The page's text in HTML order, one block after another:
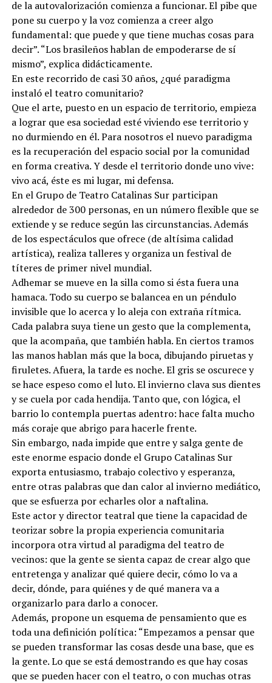
de la autovalorización comienza a funcionar. El pibe que
pone su cuerpo y la voz comienza a creer algo
fundamental: que puede y que tiene muchas cosas para
decir”. “Los brasileños hablan de empoderarse de sí
mismo”, explica didácticamente.
En este recorrido de casi 30 años, ¿qué paradigma
instaló el teatro comunitario?
Que el arte, puesto en un espacio de territorio, empieza
a lograr que esa sociedad esté viviendo ese territorio y
no durmiendo en él. Para nosotros el nuevo paradigma
es la recuperación del espacio social por la comunidad
en forma creativa. Y desde el territorio donde uno vive:
vivo acá, éste es mi lugar, mi defensa.
En el Grupo de Teatro Catalinas Sur participan
alrededor de 300 personas, en un número flexible que se
extiende y se reduce según las circunstancias. Además
de los espectáculos que ofrece (de altísima calidad
artística), realiza talleres y organiza un festival de
títeres de primer nivel mundial.
Adhemar se mueve en la silla como si ésta fuera una
hamaca. Todo su cuerpo se balancea en un péndulo
invisible que lo acerca y lo aleja con extraña rítmica.
Cada palabra suya tiene un gesto que la complementa,
que la acompaña, que también habla. En ciertos tramos
las manos hablan más que la boca, dibujando piruetas y
firuletes. Afuera, la tarde es noche. El gris se oscurece y
se hace espeso como el luto. El invierno clava sus dientes
y se cuela por cada hendija. Tanto que, con lógica, el
barrio lo contempla puertas adentro: hace falta mucho
más coraje que abrigo para hacerle frente.
Sin embargo, nada impide que entre y salga gente de
este enorme espacio donde el Grupo Catalinas Sur
exporta entusiasmo, trabajo colectivo y esperanza,
entre otras palabras que dan calor al invierno mediático,
que se esfuerza por echarles olor a naftalina.
Este actor y director teatral que tiene la capacidad de
teorizar sobre la propia experiencia comunitaria
incorpora otra virtud al paradigma del teatro de
vecinos: que la gente se sienta capaz de crear algo que
entretenga y analizar qué quiere decir, cómo lo va a
decir, dónde, para quiénes y de qué manera va a
organizarlo para darlo a conocer.
Además, propone un esquema de pensamiento que es
toda una definición política: “Empezamos a pensar que
se pueden transformar las cosas desde una base, que es
la gente. Lo que se está demostrando es que hay cosas
que se pueden hacer con el teatro, o con muchas otras